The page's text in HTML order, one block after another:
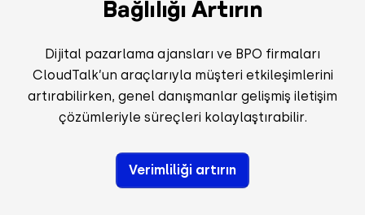
Bağlılığı Artırın
Dijital pazarlama ajansları ve BPO firmaları
CloudTalk’un araçlarıyla müşteri etkileşimlerini
artırabilirken, genel danışmanlar gelişmiş iletişim
çözümleriyle süreçleri kolaylaştırabilir.
Verimliliği artırın